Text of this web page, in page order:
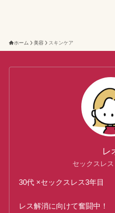
ホーム 美容 スキンケア
レ
セックスレ
30代 ×セックスレス3年目
レス解消に向けて奮闘中！